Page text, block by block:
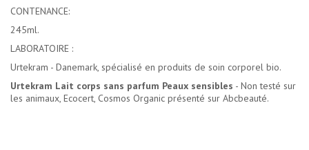
CONTENANCE:
245ml.
LABORATOIRE :
Urtekram - Danemark, spécialisé en produits de soin corporel bio.
Urtekram Lait corps sans parfum Peaux sensibles - Non testé sur
les animaux, Ecocert, Cosmos Organic présenté sur Abcbeauté.